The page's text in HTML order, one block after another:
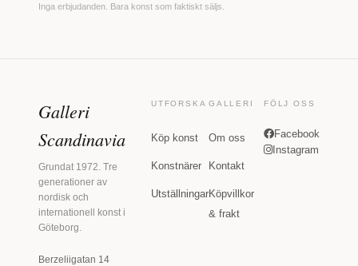
Inga erbjudanden. Bara konst som faktiskt säljs.
Galleri
Scandinavia
Grundat 1972. Tre
generationer av
nordisk och
internationell konst i
Göteborg.
Berzeliigatan 14
UTFORSKA
Köp konst
Konstnärer
Utställningar
GALLERI
Om oss
Kontakt
Köpvillkor
& frakt
FÖLJ OSS
Facebook
Instagram